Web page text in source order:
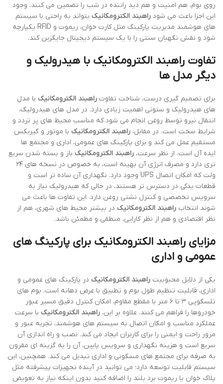
روی بوم، هم امنیت و هم دید راننده در شب را تضمین می کنند. وجود
این اجزا باعث می شود راهبند الکترومکانیک بتواند به راحتی با سیستم
های هوشمند مدیریت پارکینگ مثل کارت خوان، ریموت و RFID یکپارچه
شود و نقش نگهبان سنتی را با یک سیستم دیجیتال جایگزین کند.
تفاوت راهبند الکترومکانیک با هیدرولیک و
دیگر مدل ها
برای تصمیم گیری درست، شناخت تفاوت راهبند الکترومکانیک با مدل
های هیدرولیک و ستونی اهمیت زیادی دارد. در مدل های هیدرولیک،
انتقال نیرو توسط روغن انجام می شود که مناسب محیط های پر تردد و
شرایط سخت است. در مقابل، راهبند الکترومکانیک با موتور و گیربکس
مستقیم عمل می کند و برای پارکینگ های عمومی، اداری و مجتمع ها
ایده آل است. از نظر سرعت، راهبند الکترومکانیک باز و بسته شدن سریع
تری دارد و مصرف انرژی آن بهینه است، به خصوص در نسخه های ۲۴
ولت که امکان اتصال UPS وجود دارد. نگهداری آن ساده تر است و
قطعات یدکی در دسترس تر هستند، در حالی که هیدرولیک نیاز به
سرویس تخصصی و کنترل نشتی روغن دارد. این تفاوت ها باعث می
شوند انتخاب راهبند الکترومکانیک در بیشتر محیط های شهری، هم از
نظر اقتصادی و هم از نظر کارایی، منطقی و مطمئن باشد.
مزایای راهبند الکترومکانیک برای پارکینگ های
عمومی و اداری
یکی از دلایل محبوبیت راهبند الکترومکانیک در پارکینگ های عمومی و
اداری، قابلیت تنظیم طول بوم و تطبیق با عرض دهانه است. بوم های
تلسکوپی ۳ تا ۶ متر با مقطع مقاوم، امکان کنترل دقیق مسیر عبور
خودروها را فراهم می کنند. علاوه بر این، راهبند الکترومکانیک با سرعت
عملکرد مناسب و امکان اتصال به سیستم های هوشمند، تجربه عبور و
مرور راحت و ایمنی را برای کاربران ایجاد می کند. نصب و راه اندازی آن
سریع است و هزینه نگهداری و سرویس پایین، آن را به گزینه ای مقرون
به صرفه برای مجتمع های مسکونی و اداری تبدیل می کند. همچنین، این
سیستم قابلیت توسعه دارد؛ می توانید در آینده تجهیزات پیشرفته مثل
پلاک خوان یا ریموت برد بلند را اضافه کنید بدون اینکه نیاز به تعویض